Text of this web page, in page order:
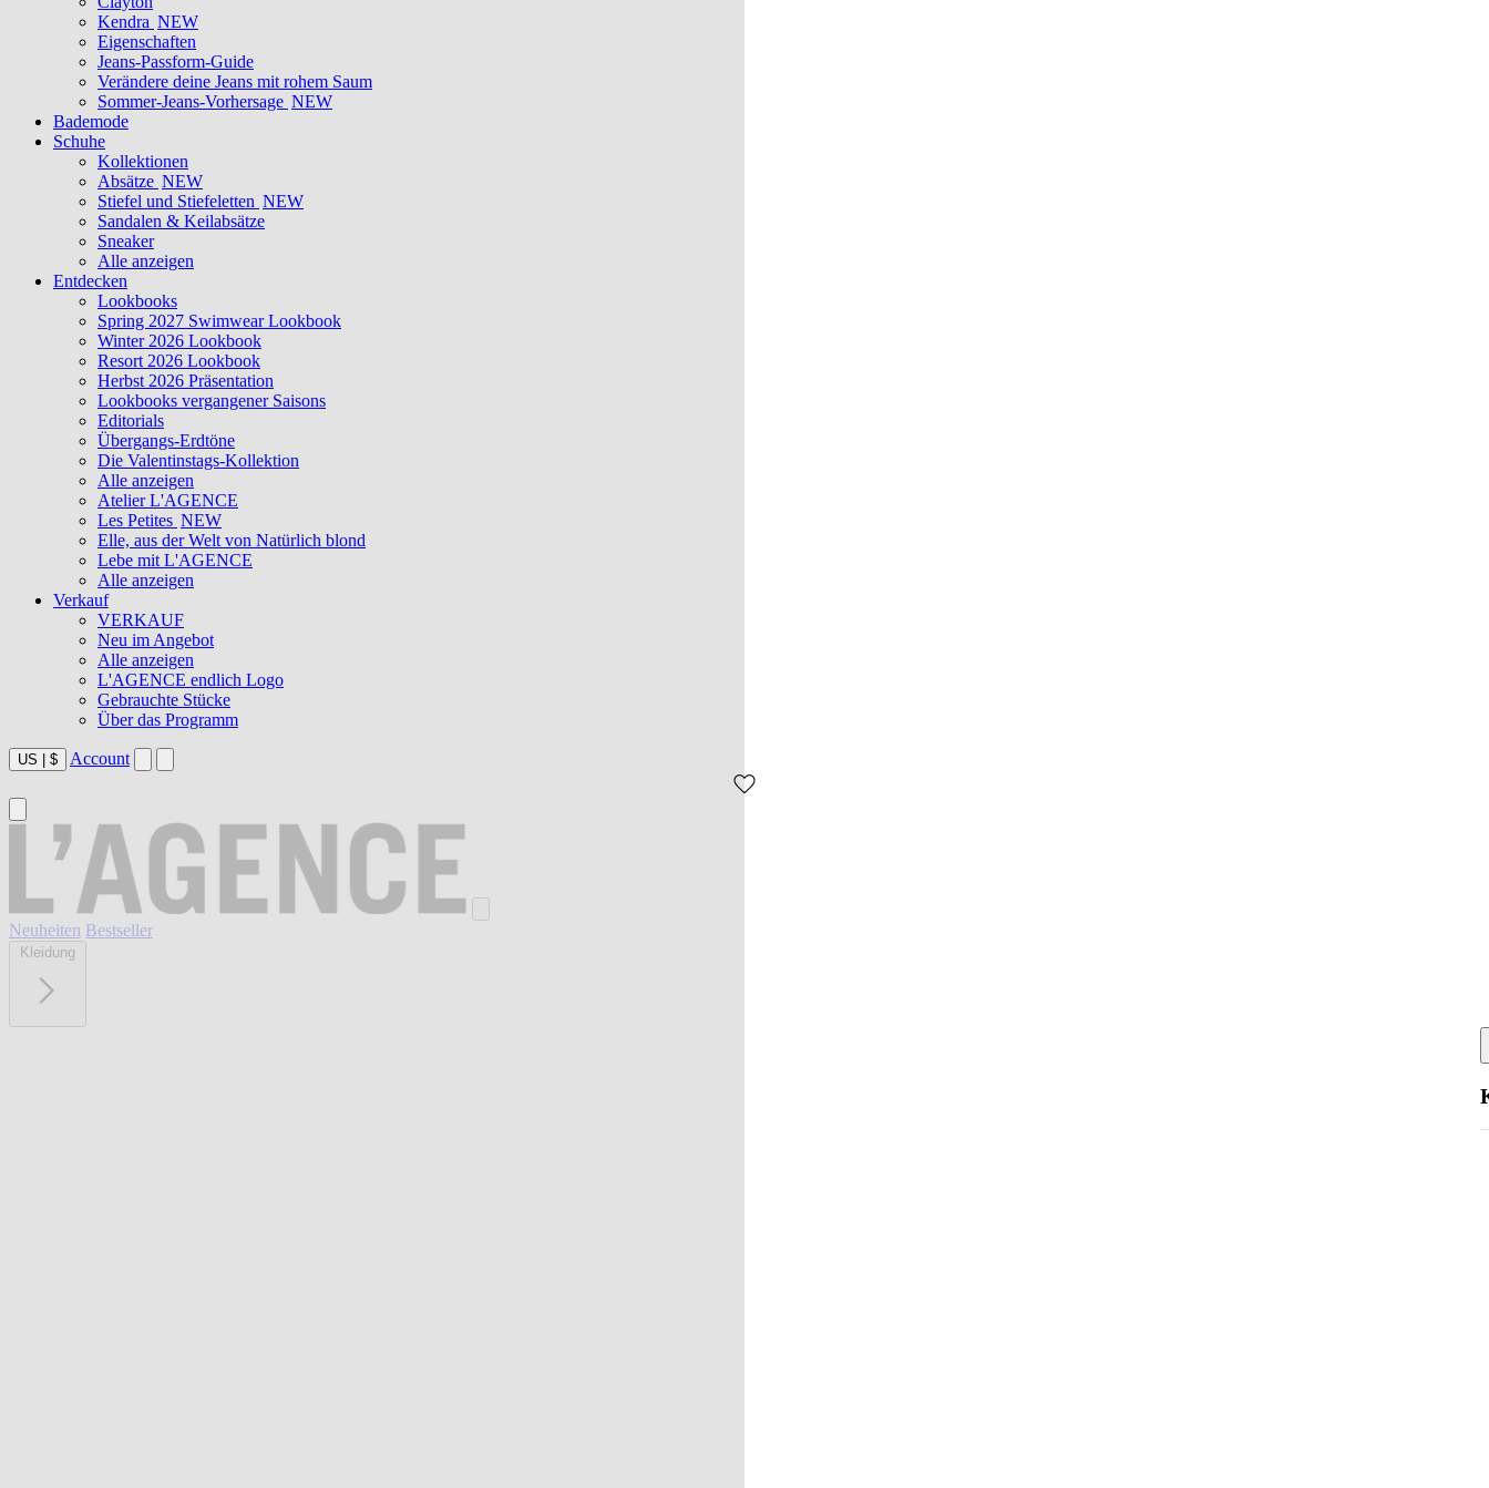
Kendra NEW
Eigenschaften
Jeans-Passform-Guide
Verändere deine Jeans mit rohem Saum
Sommer-Jeans-Vorhersage NEW
Bademode
Schuhe
Kollektionen
Absätze NEW
Stiefel und Stiefeletten NEW
Sandalen & Keilabsätze
Sneaker
Alle anzeigen
Entdecken
Lookbooks
Spring 2027 Swimwear Lookbook
Winter 2026 Lookbook
Resort 2026 Lookbook
Herbst 2026 Präsentation
Lookbooks vergangener Saisons
Editorials
Übergangs-Erdtöne
Die Valentinstags-Kollektion
Alle anzeigen
Atelier L'AGENCE
Les Petites NEW
Elle, aus der Welt von Natürlich blond
Lebe mit L'AGENCE
Alle anzeigen
Verkauf
VERKAUF
Neu im Angebot
Alle anzeigen
L'AGENCE endlich Logo
Gebrauchte Stücke
Über das Programm
US $ Account
Neuheiten Bestseller
Kleidung